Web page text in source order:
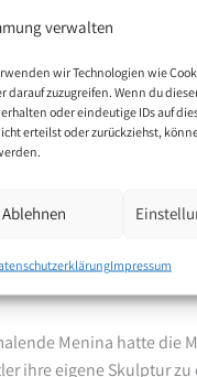
verwalten
wir Technologien wie
zuzugreifen. Wenn du
oder eindeutige IDs auf
erteilst oder zurückziehst,
Ablehnen
Impressum
Strassen Madrids
lebendige und
bemalt. Dies
Menina hatte die
ihre eigene Skulptur